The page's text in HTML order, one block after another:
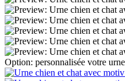
Option: personnalisée votre